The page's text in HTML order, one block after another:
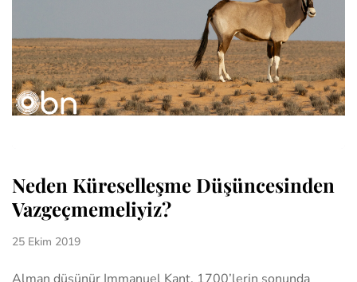
Neden Küreselleşme Düşüncesinden
Vazgeçmemeliyiz?
25 Ekim 2019